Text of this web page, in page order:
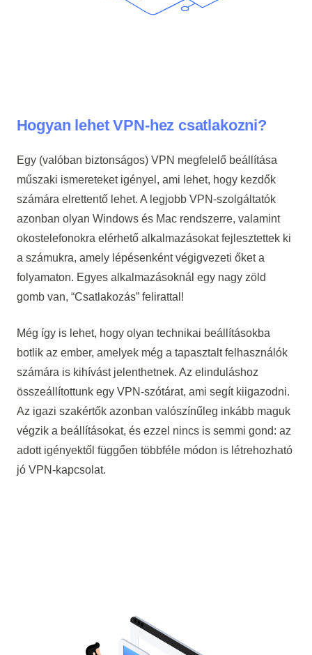
Hogyan lehet VPN-hez csatlakozni?
Egy (valóban biztonságos) VPN megfelelő beállítása
műszaki ismereteket igényel, ami lehet, hogy kezdők
számára elrettentő lehet. A legjobb VPN-szolgáltatók
azonban olyan Windows és Mac rendszerre, valamint
okostelefonokra elérhető alkalmazásokat fejlesztettek ki
a számukra, amely lépésenként végigvezeti őket a
folyamaton. Egyes alkalmazásoknál egy nagy zöld
gomb van, “Csatlakozás” felirattal!
Még így is lehet, hogy olyan technikai beállításokba
botlik az ember, amelyek még a tapasztalt felhasználók
számára is kihívást jelenthetnek. Az elinduláshoz
összeállítottunk egy VPN-szótárat, ami segít kiigazodni.
Az igazi szakértők azonban valószínűleg inkább maguk
végzik a beállításokat, és ezzel nincs is semmi gond: az
adott igényektől függően többféle módon is létrehozható
jó VPN-kapcsolat.